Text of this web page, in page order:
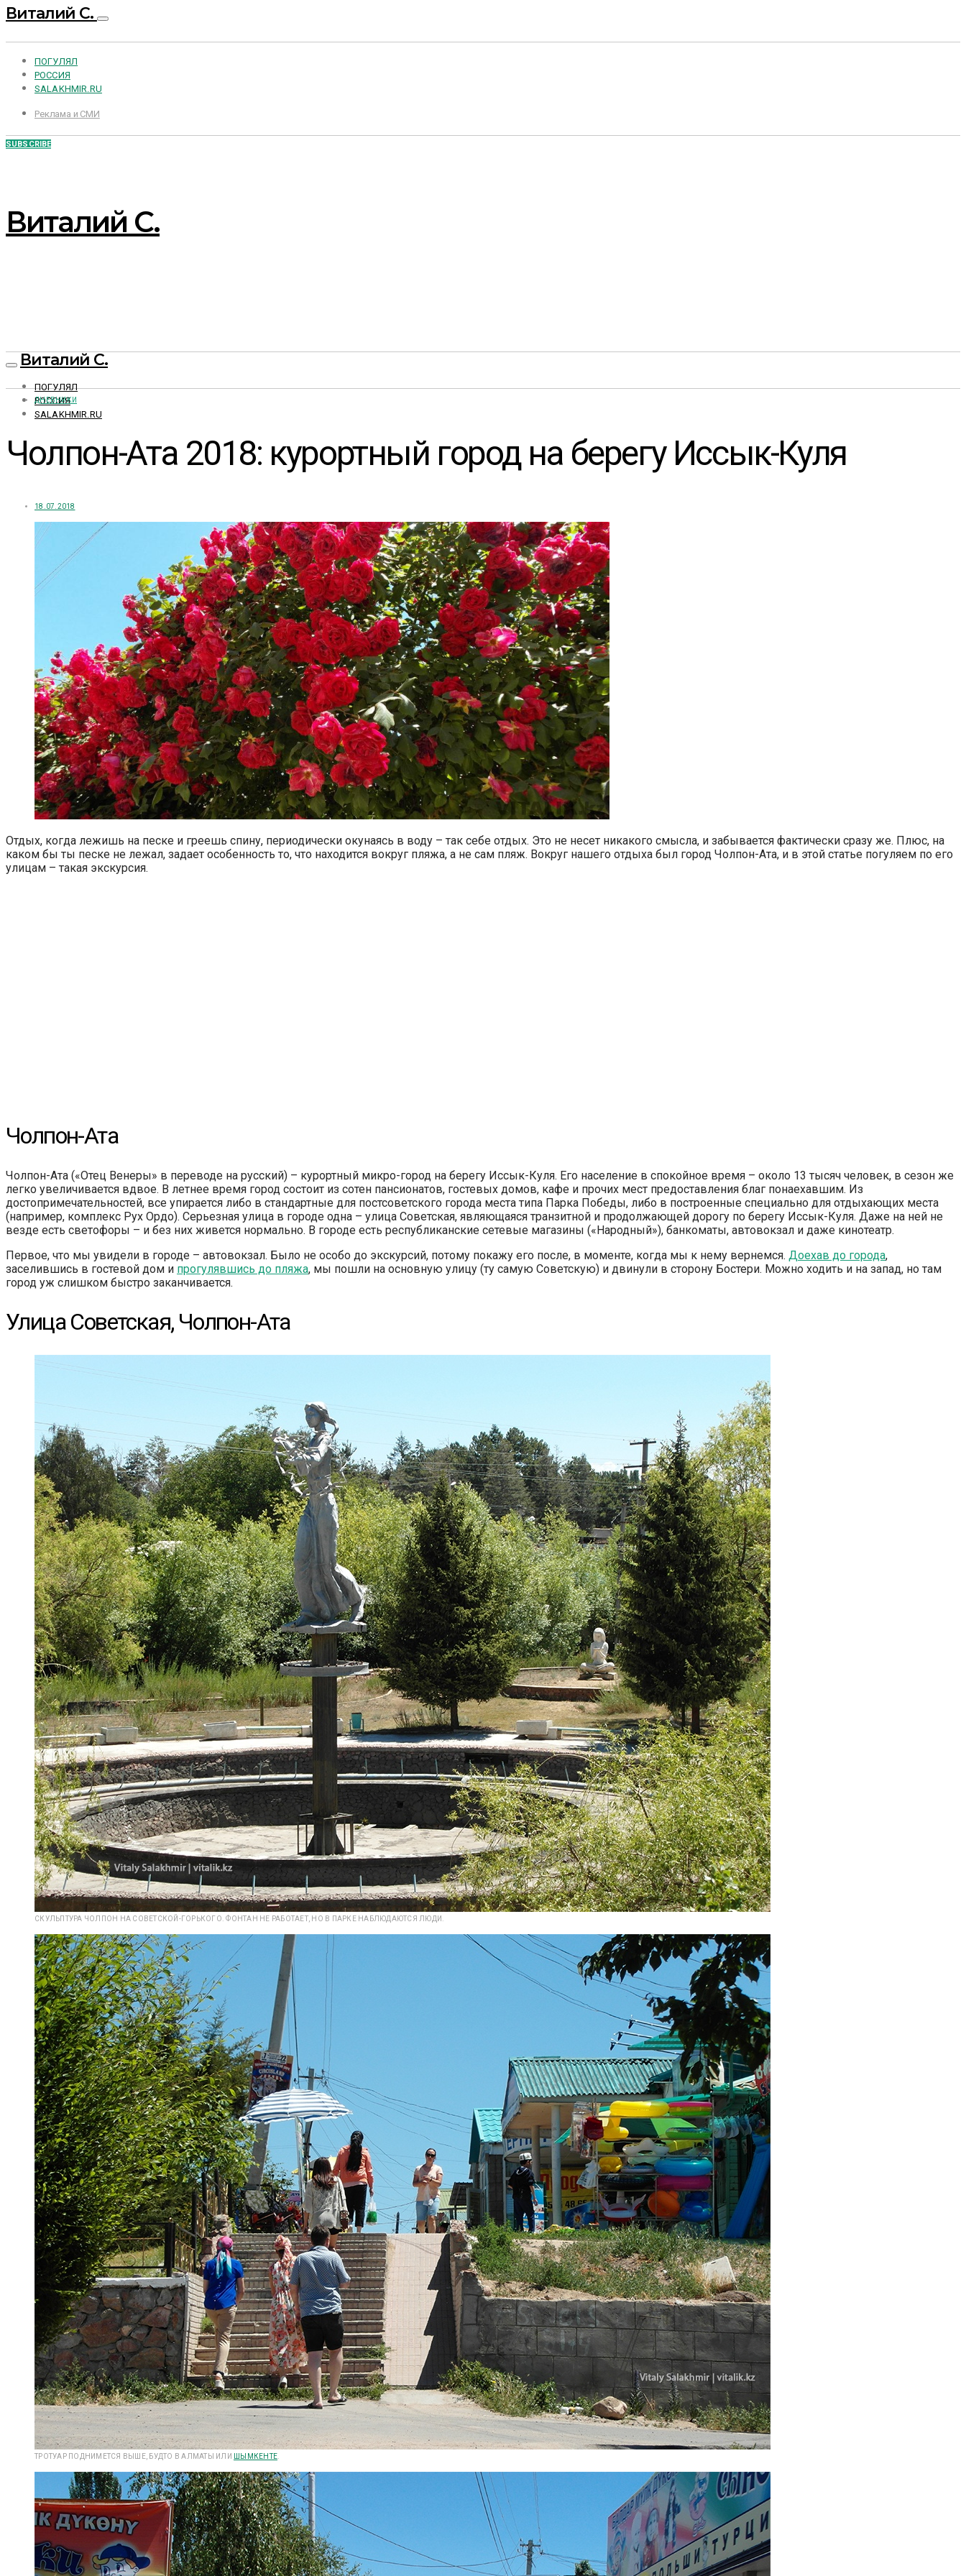
Виталий С.
ПОГУЛЯЛ
РОССИЯ
SALAKHMIR.RU
Реклама и СМИ
SUBSCRIBE
Виталий С.
Виталий С.
ПОГУЛЯЛ
РОССИЯ
SALAKHMIR.RU
ДНЕВНИКИ
Чолпон-Ата 2018: курортный город на берегу Иссык-Куля
18.07.2018
Отдых, когда лежишь на песке и греешь спину, периодически окунаясь в воду – так себе отдых. Это не несет никакого смысла, и забывается фактически сразу же. Плюс, на
каком бы ты песке не лежал, задает особенность то, что находится вокруг пляжа, а не сам пляж. Вокруг нашего отдыха был город Чолпон-Ата, и в этой статье погуляем по его
улицам – такая экскурсия.
Чолпон-Ата
Чолпон-Ата («Отец Венеры» в переводе на русский) – курортный микро-город на берегу Иссык-Куля. Его население в спокойное время – около 13 тысяч человек, в сезон же
легко увеличивается вдвое. В летнее время город состоит из сотен пансионатов, гостевых домов, кафе и прочих мест предоставления благ понаехавшим. Из
достопримечательностей, все упирается либо в стандартные для постсоветского города места типа Парка Победы, либо в построенные специально для отдыхающих места
(например, комплекс Рух Ордо). Серьезная улица в городе одна – улица Советская, являющаяся транзитной и продолжающей дорогу по берегу Иссык-Куля. Даже на ней не
везде есть светофоры – и без них живется нормально. В городе есть республиканские сетевые магазины («Народный»), банкоматы, автовокзал и даже кинотеатр.
Первое, что мы увидели в городе – автовокзал. Было не особо до экскурсий, потому покажу его после, в моменте, когда мы к нему вернемся. Доехав до города,
заселившись в гостевой дом и прогулявшись до пляжа, мы пошли на основную улицу (ту самую Советскую) и двинули в сторону Бостери. Можно ходить и на запад, но там
город уж слишком быстро заканчивается.
Улица Советская, Чолпон-Ата
СКУЛЬПТУРА ЧОЛПОН НА СОВЕТСКОЙ-ГОРЬКОГО. ФОНТАН НЕ РАБОТАЕТ, НО В ПАРКЕ НАБЛЮДАЮТСЯ ЛЮДИ.
ТРОТУАР ПОДНИМЕТСЯ ВЫШЕ, БУДТО В АЛМАТЫ ИЛИ ШЫМКЕНТЕ